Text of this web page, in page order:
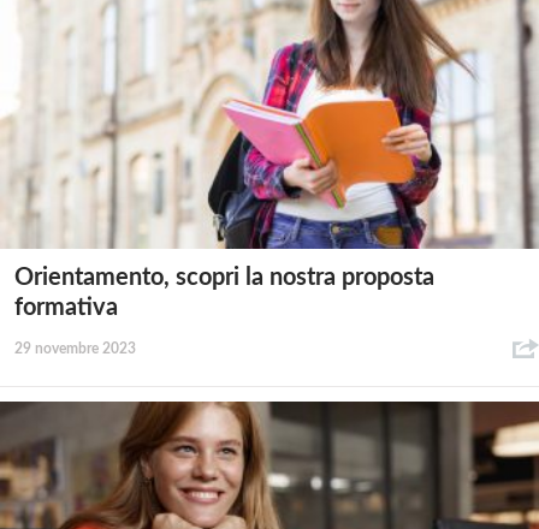
Orientamento, scopri la nostra proposta
formativa
29 novembre 2023